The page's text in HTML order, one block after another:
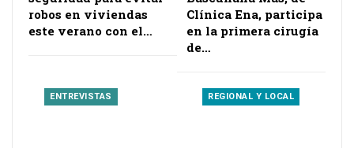
robos en viviendas
este verano con el…
Clínica Ena, participa
en la primera cirugía
de…
ENTREVISTAS REGIONAL Y LOCAL